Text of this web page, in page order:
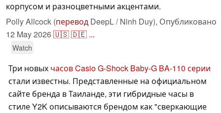
корпусом и разноцветными акцентами.
Polly Allcock (перевод DeepL / Ninh Duy), Опубликовано
12 May 2026🇺🇸🇩🇪 ...
Watch
Три новых часов Casio G-Shock Baby-G BA-110 серии
стали известны. Представленные на официальном
сайте бренда в Таиланде, эти гибридные часы в
стиле Y2K описываются брендом как "сверкающие